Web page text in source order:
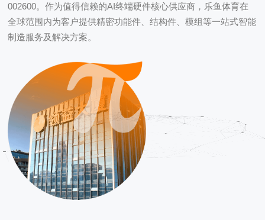
002600。作为值得信赖的AI终端硬件核心供应商，乐鱼体育在
全球范围内为客户提供精密功能件、结构件、模组等一站式智能
制造服务及解决方案。